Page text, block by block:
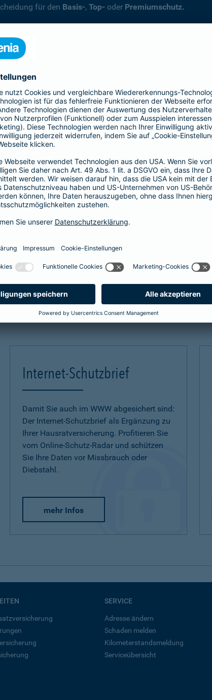
für den Basis-, Top- oder Premiumschutz.
die Leistungen und berechnen Sie Ihren
Naturgefahren
Eine Ergänzung zu Ihrer Hausratversicherung, die
Unwetter und extreme Naturereignisse immer
Schäden z. B. durch Überschwemmung, Erdbeben,
ergänzen Sie Ihre Hausratversicherung um eine
zum Naturgefahren-Check
mehr Infos
Internet-Schutzbrief
Damit Sie auch im WWW abgesichert sind:
Der Internet-Schutzbrief als Ergänzung zu
Ihrer Hausratversicherung. Profitieren Sie
vom Online-Schutz-Radar und schützen
Sie Ihre Daten vor Missbrauch oder
Diebstahl.
mehr Infos
SERVICE
Adresse ändern
Schaden melden
Kilometerstandsmeldung
Serviceübersicht